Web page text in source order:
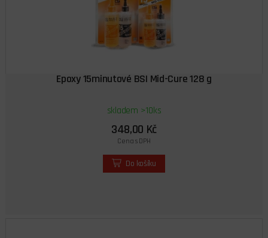
Epoxy 15minutové BSI Mid-Cure 128 g
skladem >10ks
348,00 Kč
Cena s DPH
Do košíku